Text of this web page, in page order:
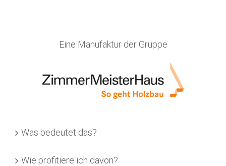
Eine Manufaktur der Gruppe
Was bedeutet das?
Wie profitiere ich davon?